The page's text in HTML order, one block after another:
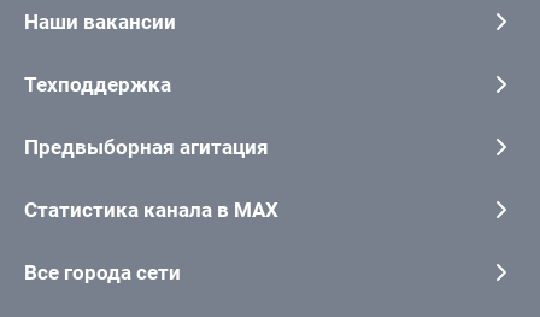
Наши вакансии
Техподдержка
Предвыборная агитация
Статистика канала в MAX
Все города сети